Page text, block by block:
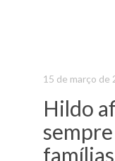
15 de março de
Hildo